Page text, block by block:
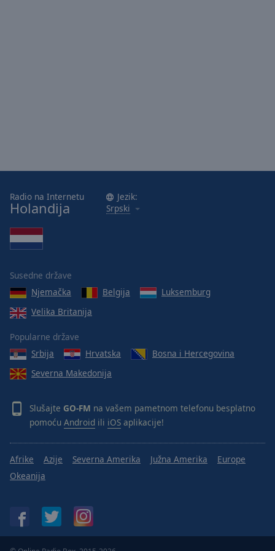
Font
Family
Done
Close
Dialog
dialog
window.
Radio na Internetu
Holandija
Jezik:
Srpski
Susedne države
Njemačka
Belgija
Luksemburg
Velika Britanija
Popularne države
Srbija
Hrvatska
Bosna i Hercegovina
Severna Makedonija
Slušajte GO-FM na vašem pametnom telefonu besplatno
pomoću Android ili iOS aplikacije!
Afrike Azije Severna Amerika Južna Amerika
Europe
Okeanija